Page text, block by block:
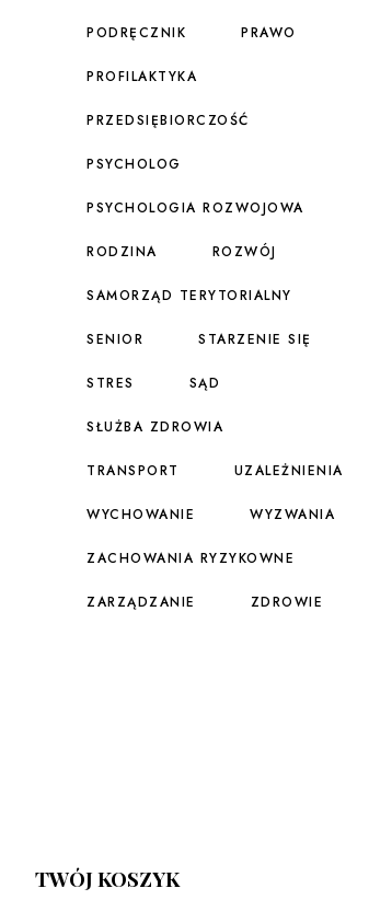
PODRĘCZNIK PRAWO
PROFILAKTYKA
PRZEDSIĘBIORCZOŚĆ
PSYCHOLOG
PSYCHOLOGIA ROZWOJOWA
RODZINA ROZWÓJ
SAMORZĄD TERYTORIALNY
SENIOR STARZENIE SIĘ
STRES SĄD
SŁUŻBA ZDROWIA
TRANSPORT UZALEŻNIENIA
WYCHOWANIE WYZWANIA
ZACHOWANIA RYZYKOWNE
ZARZĄDZANIE ZDROWIE
TWÓJ KOSZYK